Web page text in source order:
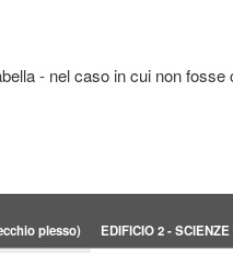
- nel caso in cui non
plesso) EDIFICIO 2 -